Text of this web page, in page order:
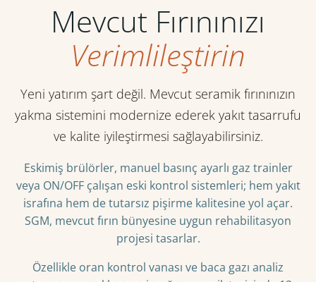
Mevcut Fırınınızı
Verimlileştirin
Yeni yatırım şart değil. Mevcut seramik fırınınızın
yakma sistemini modernize ederek yakıt tasarrufu
ve kalite iyileştirmesi sağlayabilirsiniz.
Eskimiş brülörler, manuel basınç ayarlı gaz trainler
veya ON/OFF çalışan eski kontrol sistemleri; hem yakıt
israfına hem de tutarsız pişirme kalitesine yol açar.
SGM, mevcut fırın bünyesine uygun rehabilitasyon
projesi tasarlar.
Özellikle oran kontrol vanası ve baca gazı analiz